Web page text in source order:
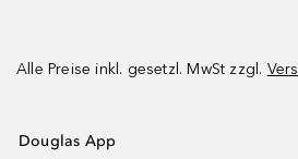
Alle Preise inkl. gesetzl. MwSt zzgl.
Douglas App